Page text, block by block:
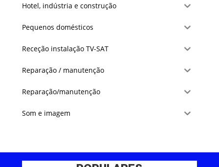
Hotel, indústria e construção
Pequenos domésticos
Receção instalação TV-SAT
Reparação / manutenção
Reparação/manutenção
Som e imagem